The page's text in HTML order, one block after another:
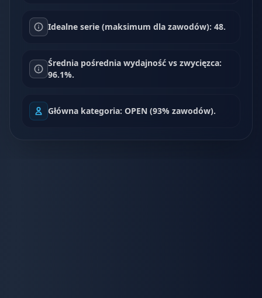
Idealne serie (maksimum dla zawodów): 48.
Średnia pośrednia wydajność vs zwycięzca:
96.1%.
Główna kategoria: OPEN (93% zawodów).